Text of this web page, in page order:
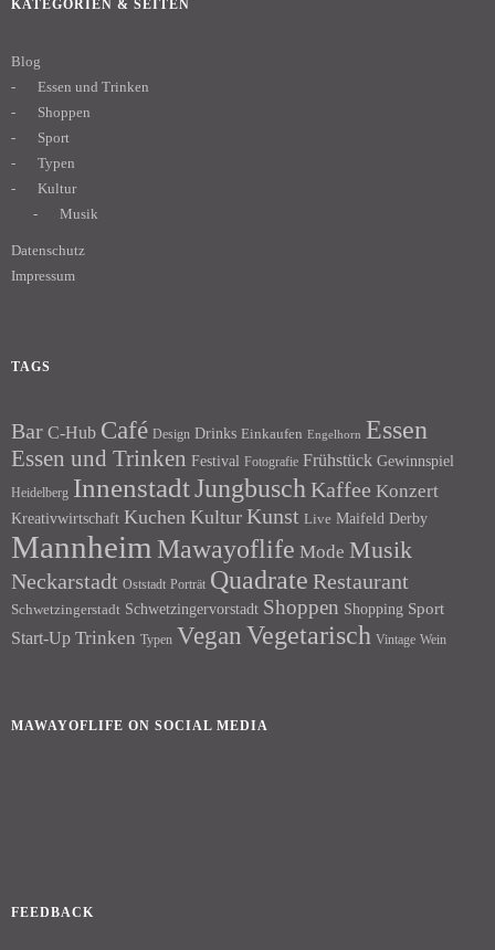
KATEGORIEN & SEITEN
Blog
Essen und Trinken
Shoppen
Sport
Typen
Kultur
Musik
Datenschutz
Impressum
TAGS
Bar C-Hub Café Design Drinks Einkaufen Engelhorn Essen
Essen und Trinken Festival Fotografie Frühstück Gewinnspiel
Heidelberg InnenstadtJungbusch Kaffee Konzert
Kreativwirtschaft Kuchen Kultur Kunst Live Maifeld Derby
Mannheim Mawayoflife Mode Musik
Neckarstadt Oststadt Porträt Quadrate Restaurant
Schwetzingerstadt Schwetzingervorstadt Shoppen Shopping Sport
Start-Up Trinken Typen Vegan Vegetarisch Vintage Wein
MAWAYOFLIFE ON SOCIAL MEDIA
FEEDBACK